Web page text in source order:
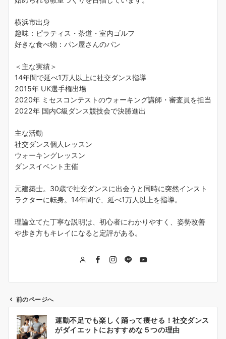
横浜市出身
趣味：ピラティス・茶道・室内ゴルフ
好きな食べ物：パン屋さんのパン
＜主な実績＞
14年間で延べ1万人以上に社交ダンス指導
2015年 UK選手権出場
2020年 ミセスコンテストのウォーキング講師・審査員を担当
2022年 国内C級ダンス競技会で決勝進出
主な活動
社交ダンス個人レッスン
ウォーキングレッスン
ダンスイベント主催
元建築士。30歳で社交ダンスに出会うと同時に突然インスト
ラクターに転身。14年間で、延べ1万人以上を指導。
理論立てた丁寧な説明は、初心者にわかりやすく、姿勢改善
や歩き方もキレイになると定評がある。
投
稿
前のページへ
運動不足でも楽しく踊って痩せる！社交ダンス
がダイエットにおすすめな５つの理由